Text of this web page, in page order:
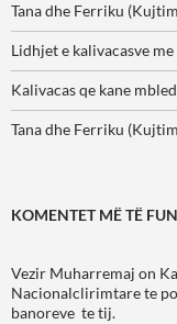
Tana dhe Ferriku
Lidhjet e kalivacasve
Kalivacas qe kane
Tana dhe Ferriku
KOMENTET MË TË
Vezir Muharremaj on
Nacionalclirimtare te
banoreve te tij.